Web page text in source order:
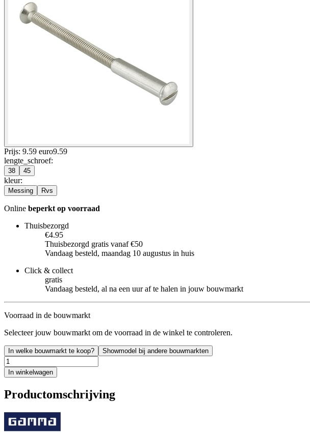
Prijs: 9.59 euro9.59
lengte_schroef:
38 45
kleur:
Messing Rvs
Online beperkt op voorraad
Thuisbezorgd
€4.95
Thuisbezorgd gratis vanaf €50
Vandaag besteld, maandag 10 augustus in huis
Click & collect
gratis
Vandaag besteld, al na een uur af te halen in jouw bouwmarkt
Voorraad in de bouwmarkt
Selecteer jouw bouwmarkt om de voorraad in de winkel te controleren.
In welke bouwmarkt te koop? Showmodel bij andere bouwmarkten
In winkelwagen
Productomschrijving